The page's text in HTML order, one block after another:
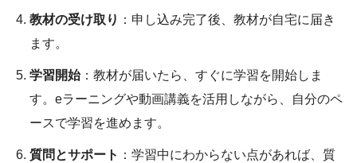
教材の受け取り ：申し込み完了後、教材が自宅に届き
ます。
学習開始：教材が届いたら、すぐに学習を開始しま
す。eラーニングや動画講義を活用しながら、自分のペ
ースで学習を進めます。
質問とサポート ：学習中にわからない点があれば、質